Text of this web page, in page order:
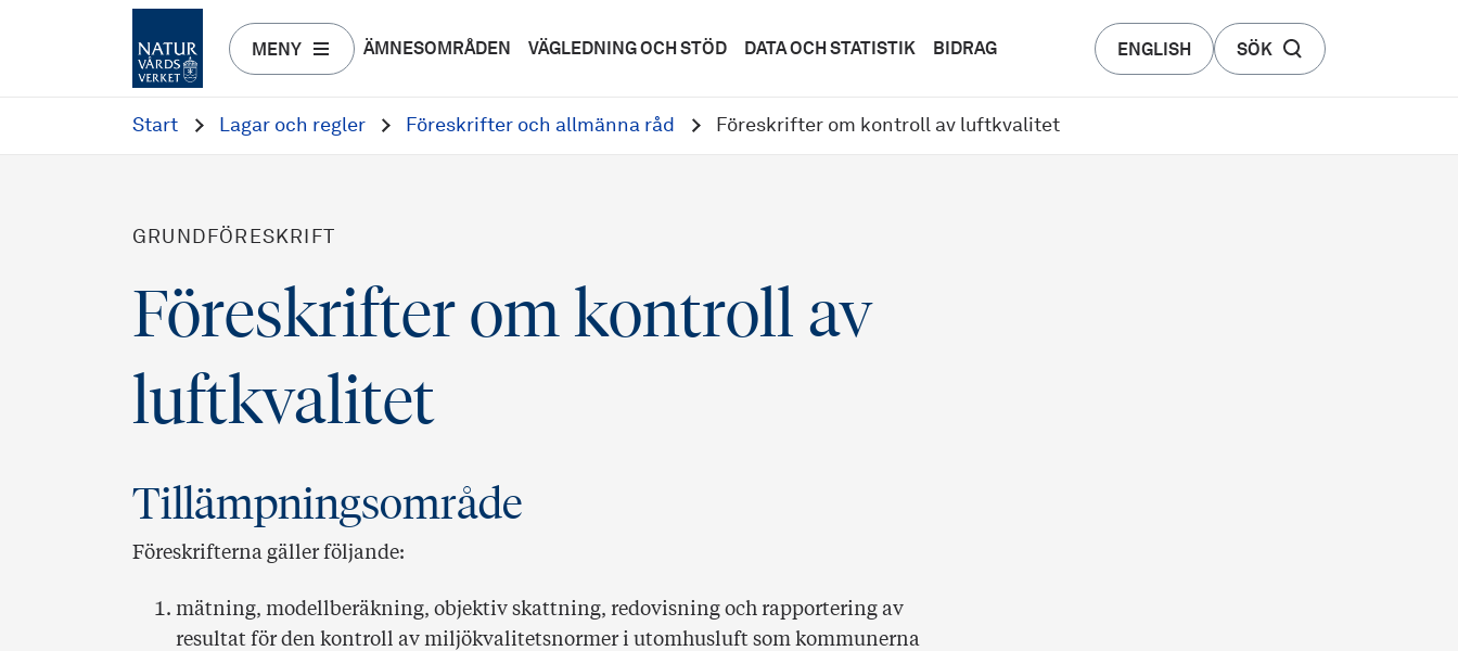
MENY ÄMNESOMRÅDEN VÄGLEDNING OCH STÖD DATA OCH STATISTIK BIDRAG ENGLISH SÖK
Start Lagar och regler Föreskrifter och allmänna råd Föreskrifter om kontroll av luftkvalitet
GRUNDFÖRESKRIFT
Föreskrifter om kontroll av
luftkvalitet
Tillämpningsområde
Föreskrifterna gäller följande:
mätning, modellberäkning, objektiv skattning, redovisning och rapportering av
resultat för den kontroll av miljökvalitetsnormer i utomhusluft som kommunerna